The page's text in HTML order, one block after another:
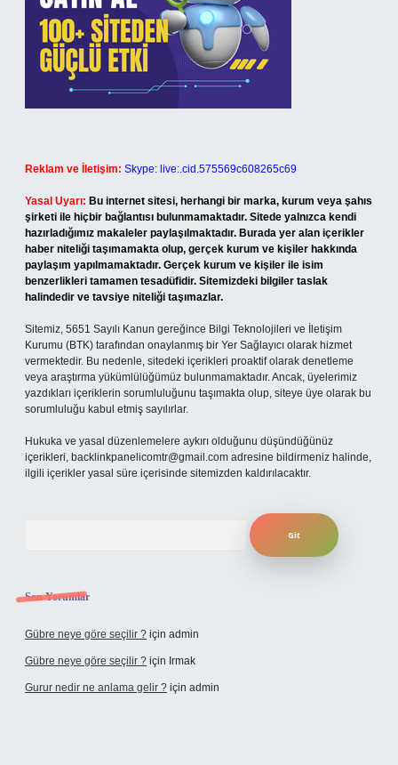
Reklam ve İletişim: Skype: live:.cid.575569c608265c69
Yasal Uyarı: Bu internet sitesi, herhangi bir marka, kurum veya şahıs
şirketi ile hiçbir bağlantısı bulunmamaktadır. Sitede yalnızca kendi
hazırladığımız makaleler paylaşılmaktadır. Burada yer alan içerikler
haber niteliği taşımamakta olup, gerçek kurum ve kişiler hakkında
paylaşım yapılmamaktadır. Gerçek kurum ve kişiler ile isim
benzerlikleri tamamen tesadüfidir. Sitemizdeki bilgiler taslak
halindedir ve tavsiye niteliği taşımazlar.
Sitemiz, 5651 Sayılı Kanun gereğince Bilgi Teknolojileri ve İletişim
Kurumu (BTK) tarafından onaylanmış bir Yer Sağlayıcı olarak hizmet
vermektedir. Bu nedenle, sitedeki içerikleri proaktif olarak denetleme
veya araştırma yükümlülüğümüz bulunmamaktadır. Ancak, üyelerimiz
yazdıkları içeriklerin sorumluluğunu taşımakta olup, siteye üye olarak bu
sorumluluğu kabul etmiş sayılırlar.
Hukuka ve yasal düzenlemelere aykırı olduğunu düşündüğünüz
içerikleri, backlinkpanelicomtr@gmail.com adresine bildirmeniz halinde,
ilgili içerikler yasal süre içerisinde sitemizden kaldırılacaktır.
Son Yorumlar
Gübre neye göre seçilir ? için admin
Gübre neye göre seçilir ? için Irmak
Gurur nedir ne anlama gelir ? için admin